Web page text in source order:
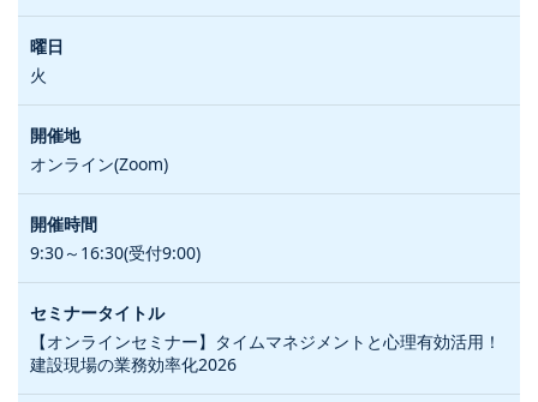
火
オンライン(Zoom)
9:30～16:30(受付9:00)
【オンラインセミナー】タイムマネジメントと心理有効活用！
建設現場の業務効率化2026